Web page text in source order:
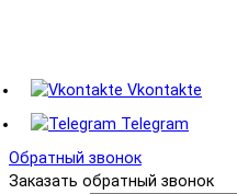
Vkontakte
Telegram
Обратный звонок
Заказать обратный звонок